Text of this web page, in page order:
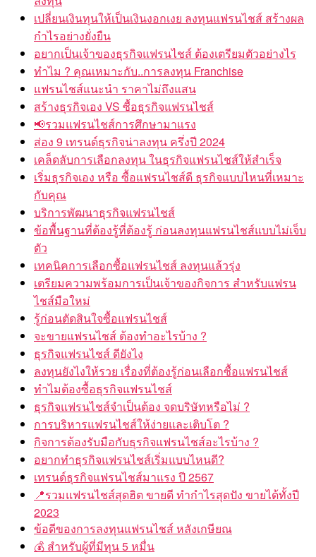
เปลี่ยนเงินทุนให้เป็นเงินงอกเงย ลงทุนแฟรนไชส์ สร้างผล
กำไรอย่างยั่งยืน
อยากเป็นเจ้าของธุรกิจแฟรนไชส์ ต้องเตรียมตัวอย่างไร
ทำไม ? คุณเหมาะกับ..การลงทุน Franchise
แฟรนไชส์แนะนำ ราคาไม่ถึงแสน
สร้างธุรกิจเอง VS ซื้อธุรกิจแฟรนไชส์
📢รวมแฟรนไชส์การศึกษามาแรง
ส่อง 9 เทรนด์ธุรกิจน่าลงทุน ครึ่งปี 2024
เคล็ดลับการเลือกลงทุน ในธุรกิจแฟรนไชส์ให้สำเร็จ
เริ่มธุรกิจเอง หรือ ซื้อแฟรนไชส์ดี ธุรกิจแบบไหนที่เหมาะ
กับคุณ
บริการพัฒนาธุรกิจแฟรนไชส์
ข้อพื้นฐานที่ต้องรู้ที่ต้องรู้ ก่อนลงทุนแฟรนไชส์แบบไม่เจ็บ
ตัว
เทคนิคการเลือกซื้อแฟรนไชส์ ลงทุนแล้วรุ่ง
เตรียมความพร้อมการเป็นเจ้าของกิจการ สำหรับแฟรน
ไชส์มือใหม่
รู้ก่อนตัดสินใจซื้อแฟรนไชส์
จะขายแฟรนไชส์ ต้องทำอะไรบ้าง ?
ธุรกิจแฟรนไชส์ ดียังไง
ลงทุนยังไงให้รวย เรื่องที่ต้องรู้ก่อนเลือกซื้อแฟรนไชส์
ทำไมต้องซื้อธุรกิจแฟรนไชส์
ธุรกิจแฟรนไชส์จำเป็นต้อง จดบริษัทหรือไม่ ?
การบริหารแฟรนไชส์ให้ง่ายและเติบโต ?
กิจการต้องรับมือกับธุรกิจแฟรนไชส์อะไรบ้าง ?
อยากทำธุรกิจแฟรนไชส์เริ่มแบบไหนดี?
เทรนด์ธุรกิจแฟรนไชส์มาแรง ปี 2567
📍รวมแฟรนไชส์สุดฮิต ขายดี ทำกำไรสุดปัง ขายได้ทั้งปี
2023
ข้อดีของการลงทุนแฟรนไชส์ หลังเกษียณ
💰 สำหรับผู้ที่มีทุน 5 หมื่น